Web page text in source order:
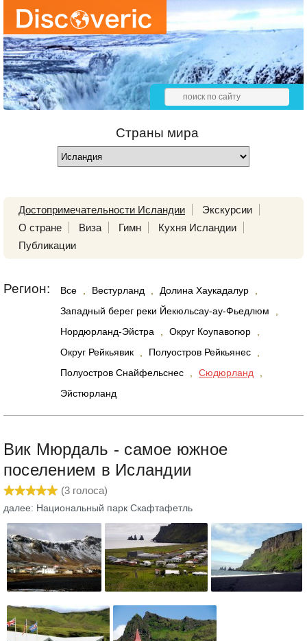
Страны мира
Достопримечательности Исландии
Экскурсии
О стране
Виза Гимн
Кухня Исландии
Публикации
Регион: Все Вестурланд Долина Хаукадалур
Западный берег реки Йекюльсау-ау-Фьедлюм
Нордюрланд-Эйстра
Округ Коупавогюр
Округ Рейкьявик
Полуостров Рейкьянес
Полуостров Снайфельснес
Сюдюрланд
Эйстюрланд
Вик Мюрдаль - самое южное
поселением в Исландии
(3 голоса)
далее: Национальный парк Скафтафетль